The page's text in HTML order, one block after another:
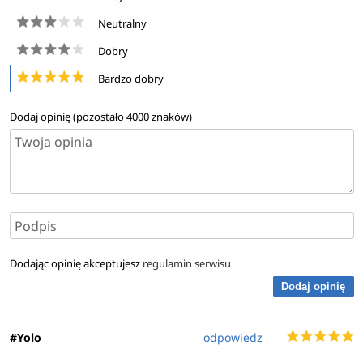
cieplnej i gazowej, z możliwością przystąpienia do
egzaminu w celu potwierdzenia kwalifikacji i uzyskania
świadectwa kwalifikacyjnego (Grupa 1, 2 i 3).
Neutralny
Dobry
Bardzo dobry
Dodaj opinię (pozostało4000znaków)
Dodając opinię akceptujesz regulamin serwisu
Dodaj opinię
#Yolo
odpowiedz